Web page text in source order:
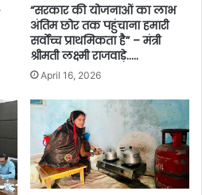
“सरकार की योजनाओं का लाभ
अंतिम छोर तक पहुंचाना हमारी
सर्वोच्च प्राथमिकता है” – मंत्री
श्रीमती लक्ष्मी राजवाड़े…..
April 16, 2026